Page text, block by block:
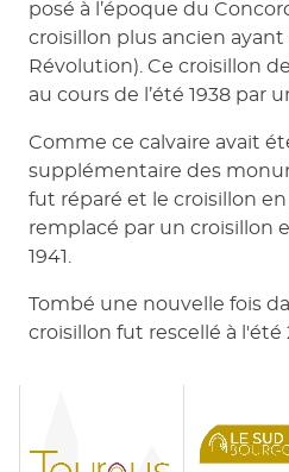
posé à l’époque du
croisillon plus ancien
Révolution). Ce croisillon
au cours de l’été 1938 par
Comme ce calvaire avait
supplémentaire des
fut réparé et le croisillon
remplacé par un croisillon
1941.
Tombé une nouvelle fois
croisillon fut rescellé à l'été